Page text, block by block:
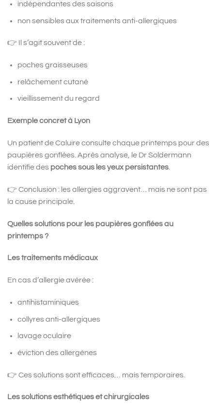
indépendantes des saisons
non sensibles aux traitements anti-allergiques
👉 Il s’agit souvent de :
poches graisseuses
relâchement cutané
vieillissement du regard
Exemple concret à Lyon
Un patient de Caluire consulte chaque printemps pour des
paupières gonflées. Après analyse, le Dr Soldermann
identifie des poches sous les yeux persistantes
👉 Conclusion : les allergies aggravent… mais ne sont pas
la cause principale.
Quelles solutions pour les paupières gonflées au
printemps ?
Les traitements médicaux
En cas d’allergie avérée :
antihistaminiques
collyres anti-allergiques
lavage oculaire
éviction des allergènes
👉 Ces solutions sont efficaces… mais temporaires.
Les solutions esthétiques et chirurgicales